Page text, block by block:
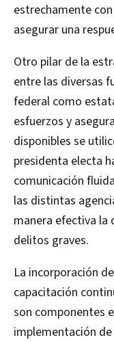
estrechamente
asegurar una
Otro pilar de la
entre las diversas
federal como
esfuerzos y
disponibles se
presidenta electa
comunicación
las distintas
manera efectiva la
delitos graves.
La incorporación
capacitación
son componentes
implementación